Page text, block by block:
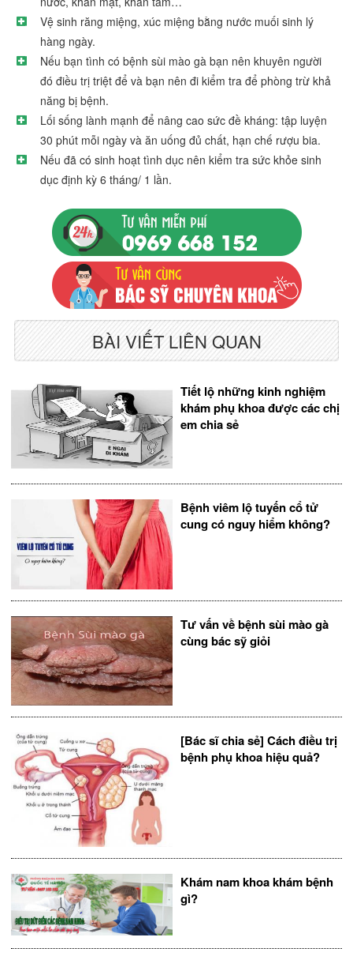
Vệ sinh răng miệng, xúc miệng bằng nước muối sinh lý
hàng ngày.
Nếu bạn tình có bệnh sùi mào gà bạn nên khuyên người
đó điều trị triệt để và bạn nên đi kiểm tra để phòng trừ khả
năng bị bệnh.
Lối sống lành mạnh để nâng cao sức đề kháng: tập luyện
30 phút mỗi ngày và ăn uống đủ chất, hạn chế rượu bia.
Nếu đã có sinh hoạt tình dục nên kiểm tra sức khỏe sinh
dục định kỳ 6 tháng/ 1 lần.
BÀI VIẾT LIÊN QUAN
Tiết lộ những kinh nghiệm
khám phụ khoa được các chị
em chia sẻ
Bệnh viêm lộ tuyến cổ tử
cung có nguy hiểm không?
Tư vấn về bệnh sùi mào gà
cùng bác sỹ giỏi
[Bác sĩ chia sẻ] Cách điều trị
bệnh phụ khoa hiệu quả?
Khám nam khoa khám bệnh
gì?